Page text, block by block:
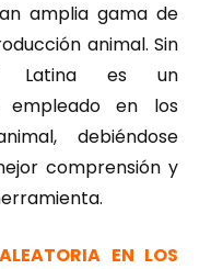
amplia gama de
animal. Sin
Latina es un
empleado en los
debiéndose
comprensión y
EN LOS